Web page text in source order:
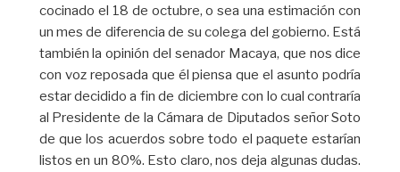
cocinado el 18 de octubre, o sea una estimación con
un mes de diferencia de su colega del gobierno. Está
también la opinión del senador Macaya, que nos dice
con voz reposada que él piensa que el asunto podría
estar decidido a fin de diciembre con lo cual contraría
al Presidente de la Cámara de Diputados señor Soto
de que los acuerdos sobre todo el paquete estarían
listos en un 80%. Esto claro, nos deja algunas dudas.